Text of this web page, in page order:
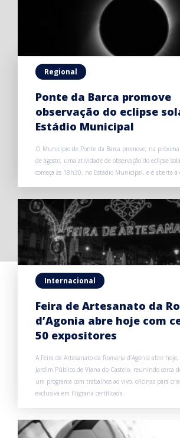
Regional
Ponte da Barca promove
observação do eclipse
Estádio Municipal
O Município de Ponte da Barca promove, na
de agosto, uma atividade de observação do eclipse
começa às 18h30, no Estádio Municipal, e é aberta à
Internacional
Feira de Artesanato da
d’Agonia abre hoje com
50 expositores
A Feira de Artesanato da Romaria d’Agonia abre
Jardim Público de Viana do Castelo, reunindo cerca
um programa com trabalhos ao vivo, oficinas para
exclusiva em filigrana certificada.